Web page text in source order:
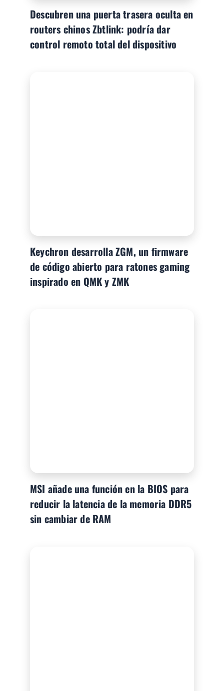
Descubren una puerta trasera oculta en
routers chinos Zbtlink: podría dar
control remoto total del dispositivo
Keychron desarrolla ZGM, un firmware
de código abierto para ratones gaming
inspirado en QMK y ZMK
MSI añade una función en la BIOS para
reducir la latencia de la memoria DDR5
sin cambiar de RAM